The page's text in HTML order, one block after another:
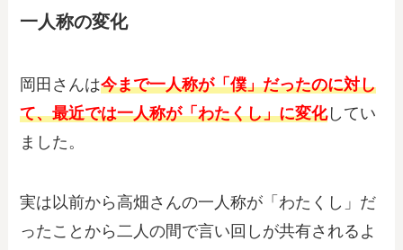
一人称の変化
岡田さんは今まで一人称が「僕」だったのに対し
て、最近では一人称が「わたくし」に変化してい
ました。
実は以前から高畑さんの一人称が「わたくし」だ
ったことから二人の間で言い回しが共有されるよ